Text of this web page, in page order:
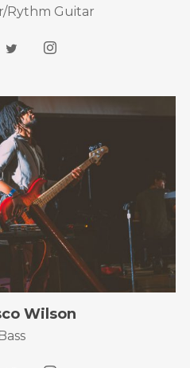
Rythm Guitar
Wilson
Bass